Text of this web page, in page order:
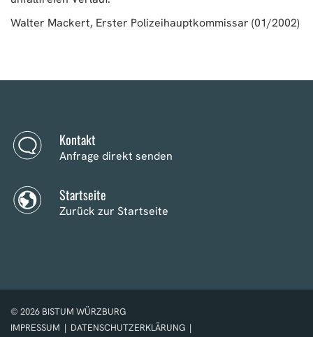
Walter Mackert, Erster Polizeihauptkommissar (01/2002)
Kontakt
Anfrage direkt senden
Startseite
Zurück zur Startseite
© 2026 BISTUM WÜRZBURG
IMPRESSUM | DATENSCHUTZERKLÄRUNG |